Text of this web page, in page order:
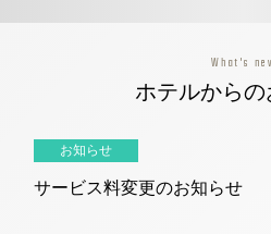
What's
ホテルから
お知らせ
サービス料変更のお知らせ